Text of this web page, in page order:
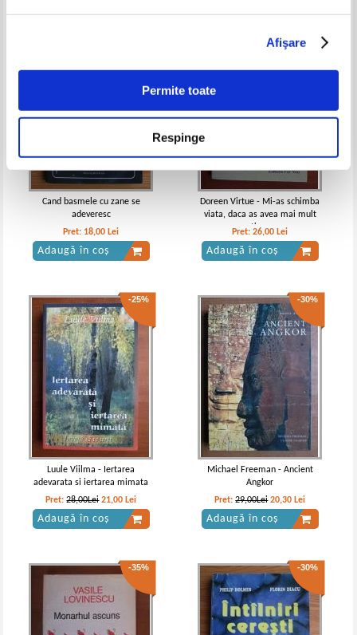
Afişare
Permite toate
Respinge
Cand basmele cu zane se
adeveresc
Pret: 18,00 Lei
Adaugă în coș
Doreen Virtue - Mi-as schimba
viata, daca as avea mai mult
timp
Pret:26,00 Lei
Adaugă în coș
-25%
Luule Viilma - Iertarea
adevarata si iertarea mimata
Pret:28,00Lei 21,00 Lei
Adaugă în coș
-30%
Michael Freeman - Ancient
Angkor
Pret:29,00Lei 20,30 Lei
Adaugă în coș
-35% -30%